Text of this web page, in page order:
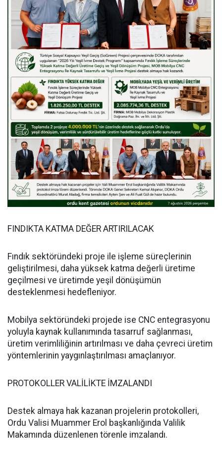
FINDIKTA KATMA DEĞER ARTIRILACAK
Fındık sektöründeki proje ile işleme süreçlerinin
geliştirilmesi, daha yüksek katma değerli üretime
geçilmesi ve üretimde yeşil dönüşümün
desteklenmesi hedefleniyor.
Mobilya sektöründeki projede ise CNC entegrasyonu
yoluyla kaynak kullanımında tasarruf sağlanması,
üretim verimliliğinin artırılması ve daha çevreci üretim
yöntemlerinin yaygınlaştırılması amaçlanıyor.
PROTOKOLLER VALİLİKTE İMZALANDI
Destek almaya hak kazanan projelerin protokolleri,
Ordu Valisi Muammer Erol başkanlığında Valilik
Makamında düzenlenen törenle imzalandı.